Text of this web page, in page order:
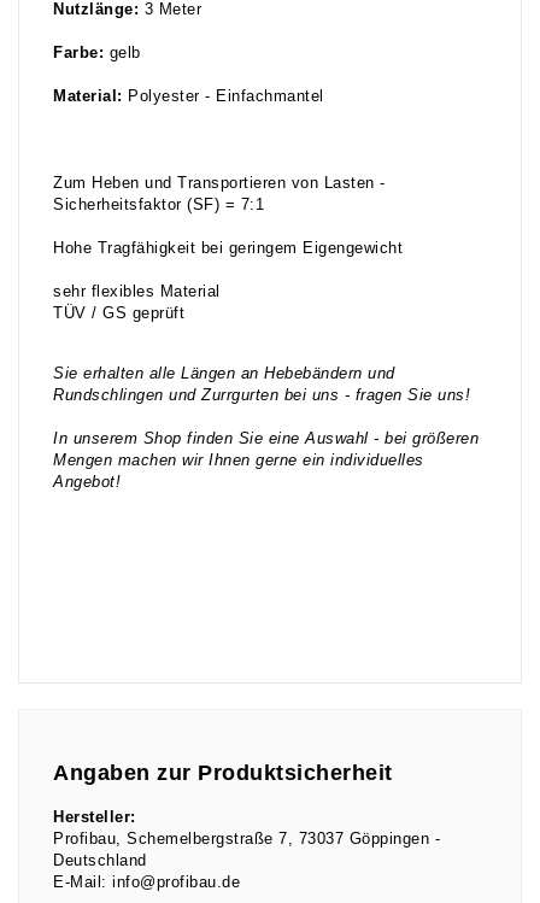
Nutzlänge: 3 Meter
Farbe: gelb
Material: Polyester - Einfachmantel
Zum Heben und Transportieren von Lasten -
Sicherheitsfaktor (SF) = 7:1
Hohe Tragfähigkeit bei geringem Eigengewicht
sehr flexibles Material
TÜV / GS geprüft
Sie erhalten alle Längen an Hebebändern und
Rundschlingen und Zurrgurten bei uns - fragen Sie uns!
In unserem Shop finden Sie eine Auswahl - bei größeren
Mengen machen wir Ihnen gerne ein individuelles
Angebot!
Angaben zur Produktsicherheit
Hersteller:
Profibau
Schemelbergstraße 7 73037 Göppingen
Deutschland
E-Mail: info@profibau.de